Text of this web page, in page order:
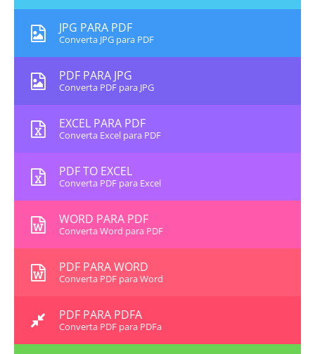
JPG PARA PDF
Converta JPG para PDF
PDF PARA JPG
Converta PDF para JPG
EXCEL PARA PDF
Converta Excel para PDF
PDF TO EXCEL
Converta PDF para Excel
WORD PARA PDF
Converta Word para PDF
PDF PARA WORD
Converta PDF para Word
PDF PARA PDFA
Converta PDF para PDFa